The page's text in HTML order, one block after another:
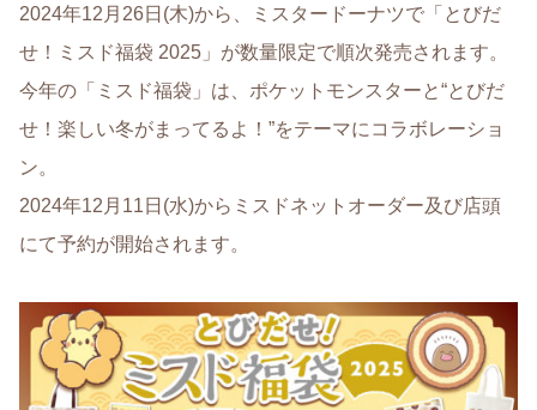
2024年12月26日(木)から、ミスタードーナツで「とびだ
せ！ミスド福袋 2025」が数量限定で順次発売されます。
今年の「ミスド福袋」は、ポケットモンスターと“とびだ
せ！楽しい冬がまってるよ！”をテーマにコラボレーショ
ン。
2024年12月11日(水)からミスドネットオーダー及び店頭
にて予約が開始されます。